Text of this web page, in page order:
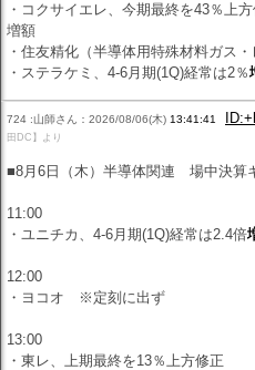
・コクサイエレ、今期最終を43％上
増額
・住友精化（半導体用特殊材料ガ
・ステラケミ、4-6月期(1Q)経常は2％
724 :山師さん：2026/08/06(木) 13:41:41
田DC】より
■8月6日（木）半導体関連 場中決算
11:00
・ユニチカ、4-6月期(1Q)経常は2.4倍
12:00
・ヨコオ ※定刻に出ず
13:00
・東レ、上期最終を13％上方修正